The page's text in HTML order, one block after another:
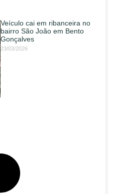
Veículo cai em ribanceira no
bairro São João em Bento
Gonçalves
23/03/2026